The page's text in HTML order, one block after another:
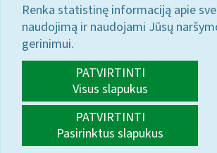
Renka statistinę informaciją apie
naudojimą ir naudojami Jūsų
gerinimui.
PATVIRTINTI
Visus slapukus
PATVIRTINTI
Pasirinktus slapukus